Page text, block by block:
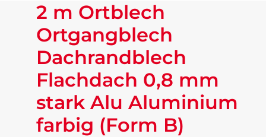
2 m Ortblech
Ortgangblech
Dachrandblech
Flachdach 0,8 mm
stark Alu Aluminium
farbig (Form B)